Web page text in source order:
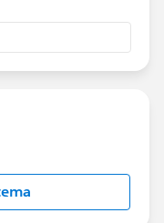
need to contact
by marking
the
community
the future. Thank